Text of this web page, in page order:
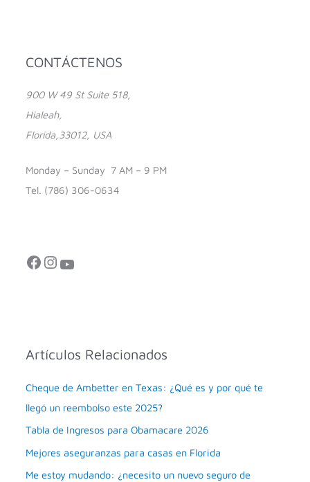
CONTÁCTENOS
900 W 49 St Suite 518,
Hialeah,
Florida,33012, USA
Monday – Sunday 7 AM – 9 PM
Tel. (786) 306-0634
Facebook InstagramYouTube
Artículos Relacionados
Cheque de Ambetter en Texas: ¿Qué es y por qué te
llegó un reembolso este 2025?
Tabla de Ingresos para Obamacare 2026
Mejores aseguranzas para casas en Florida
Me estoy mudando: ¿necesito un nuevo seguro de